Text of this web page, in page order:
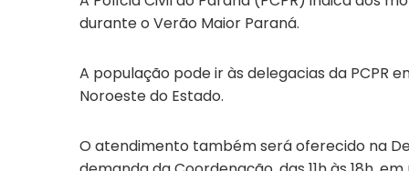
durante o Verão Maior Paraná.
A população pode ir às delegacias da PCPR
Noroeste do Estado.
O atendimento também será oferecido na